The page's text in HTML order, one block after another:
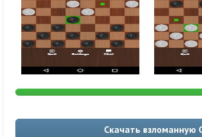
Скачать взломанную